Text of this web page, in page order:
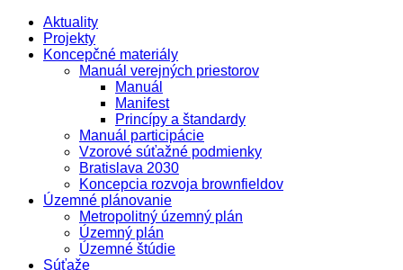
Aktuality
Projekty
Koncepčné materiály
Manuál verejných priestorov
Manuál
Manifest
Princípy a štandardy
Manuál participácie
Vzorové súťažné podmienky
Bratislava 2030
Koncepcia rozvoja brownfieldov
Územné plánovanie
Metropolitný územný plán
Územný plán
Územné štúdie
Súťaže